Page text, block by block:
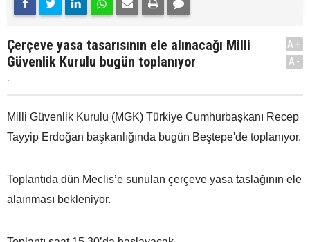
Çerçeve yasa tasarısının ele alınacağı Milli
Güvenlik Kurulu bugün toplanıyor
.
A+
A-
Milli Güvenlik Kurulu (MGK) Türkiye Cumhurbaşkanı Recep
Tayyip Erdoğan başkanlığında bugün Beştepe'de toplanıyor.
Toplantıda dün Meclis’e sunulan çerçeve yasa taslağının ele
alaınması bekleniyor.